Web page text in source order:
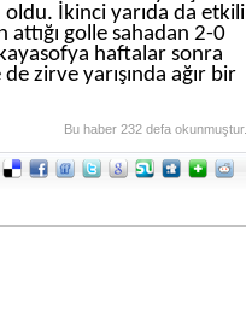
oldu. İkinci yarıda da etkili
golle sahadan 2-0
haftalar sonra
zirve yarışında ağır bir
Bu haber 232 defa okunmuştur.